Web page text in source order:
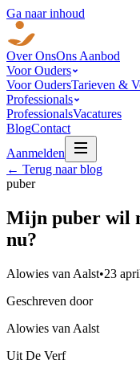
Ga naar inhoud
Over OnsOns Aanbod
Voor Ouders
Voor OudersTarieven &
Professionals
ProfessionalsVacatures
BlogContact
Aanmelden
← Terug naar blog
puber
Mijn puber wil
nu?
Alowies van Aalst•23
Geschreven door
Alowies van Aalst
Uit De Verf